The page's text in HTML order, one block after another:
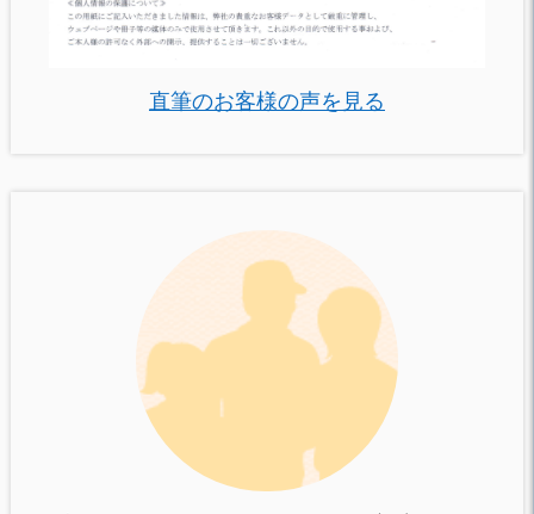
直筆のお客様の声を見る